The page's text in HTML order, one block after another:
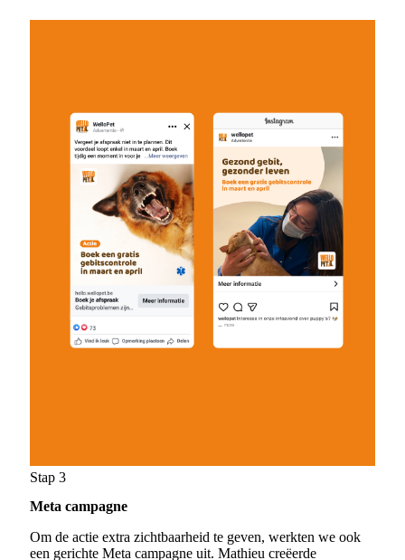
Stap 3
Meta campagne
Om de actie extra zichtbaarheid te geven, werkten we ook
een gerichte Meta campagne uit. Mathieu creëerde